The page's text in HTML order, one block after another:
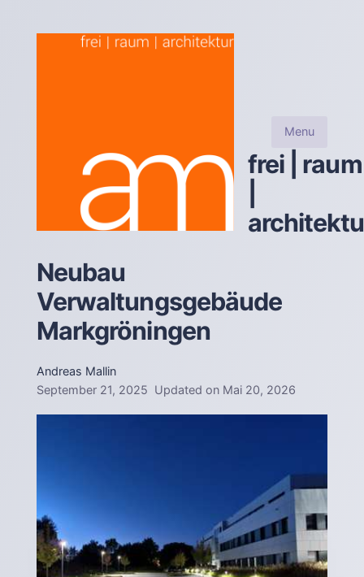
frei | raum
Menu
Neubau
Verwaltungsgebäude
Markgröningen
Andreas Mallin
September 21, 2025 Updated on Mai 20, 2026